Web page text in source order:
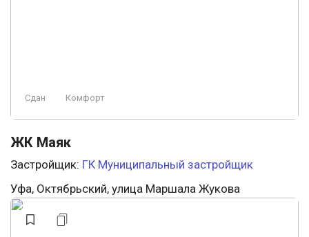
Сдан Комфорт
ЖК Маяк
Застройщик: ГК Муниципальный застройщик
Уфа, Октябрьский, улица Маршала Жукова